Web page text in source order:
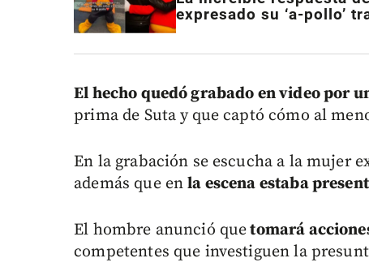
expresado su ‘a-pollo’
El hecho quedó grabado en video por
prima de Suta y que captó cómo al
En la grabación se escucha a la mujer
además que enla escena estaba
El hombre anunció quetomará
competentes que investiguen la